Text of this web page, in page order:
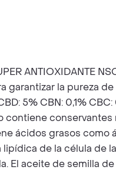
ANTIOXIDANTE
garantizar la pureza
5% CBN: 0,1%
contiene
ácidos grasos
de la célula
El aceite de semilla